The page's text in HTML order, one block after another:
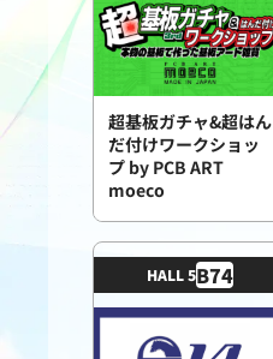
超基板ガチャ&超はん
だ付けワークショッ
プ by PCB ART
moeco
HALL 5B74